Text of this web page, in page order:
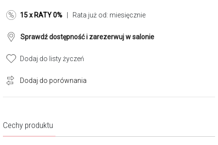
Cechy produktu
15 x RATY 0% | Rata już od: miesięcznie
Sprawdź dostępność i zarezerwuj w salonie
Dodaj do listy życzeń
Dodaj do porównania